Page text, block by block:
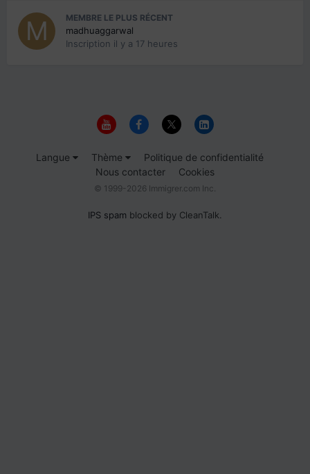
MEMBRE LE PLUS RÉCENT
madhuaggarwal
Inscription il y a 17 heures
Langue Thème
Politique de confidentialité
Nous contacter
Cookies
© 1999-2026 Immigrer.com Inc.
IPS spam blocked by CleanTalk.